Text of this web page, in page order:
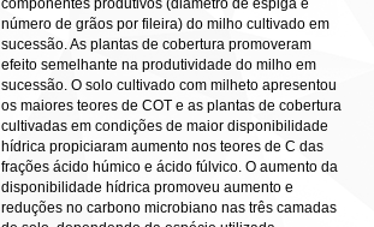
componentes produtivos (diâmetro de espiga e
número de grãos por fileira) do milho cultivado em
sucessão. As plantas de cobertura promoveram
efeito semelhante na produtividade do milho em
sucessão. O solo cultivado com milheto apresentou
os maiores teores de COT e as plantas de cobertura
cultivadas em condições de maior disponibilidade
hídrica propiciaram aumento nos teores de C das
frações ácido húmico e ácido fúlvico. O aumento da
disponibilidade hídrica promoveu aumento e
reduções no carbono microbiano nas três camadas